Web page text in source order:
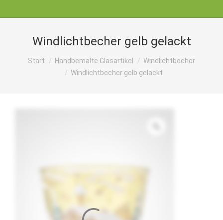
Windlichtbecher gelb gelackt
Sie befinden sich hier:
Start Handbemalte Glasartikel
Windlichtbecher
Windlichtbecher gelb gelackt